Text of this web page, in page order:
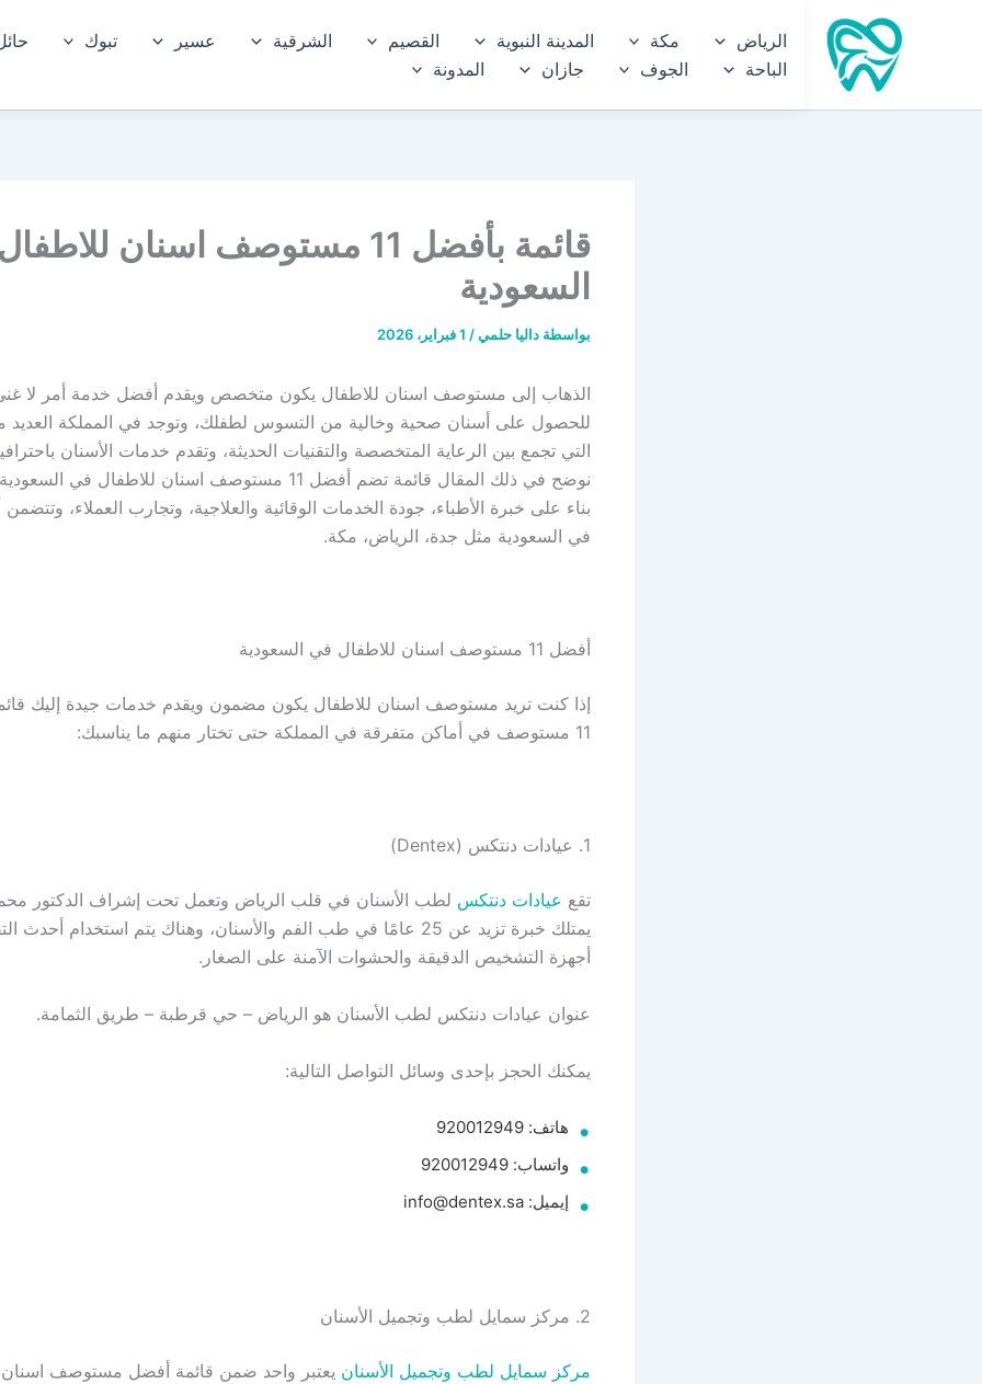
الرياض مكة المدينة النبوية القصيم الشرقية عسير تبوك
الباحة
الجوف جازان المدونة
قائمة بأفضل 11 مستوصف اسنان
السعودية
بواسطة داليا حلمي/ 1 فبراير، 2026
الذهاب إلى مستوصف اسنان للاطفال يكون متخصص ويقدم أفضل خدمة أمر لا
للحصول على أسنان صحية وخالية من التسوس لطفلك، وتوجد في المملكة العديد
التي تجمع بين الرعاية المتخصصة والتقنيات الحديثة، وتقدم خدمات الأسنان
نوضح في ذلك المقال قائمة تضم أفضل 11 مستوصف اسنان للاطفال في
بناء على خبرة الأطباء، جودة الخدمات الوقائية والعلاجية، وتجارب العملاء،
في السعودية مثل جدة، الرياض، مكة.
أفضل 11 مستوصف اسنان للاطفال في السعودية
إذا كنت تريد مستوصف اسنان للاطفال يكون مضمون ويقدم خدمات جيدة إليك
11 مستوصف في أماكن متفرقة في المملكة حتى تختار منهم ما يناسبك:
1. عيادات دنتكس (Dentex)
تقع عيادات دنتكس لطب الأسنان في قلب الرياض وتعمل تحت إشراف الدكتور
يمتلك خبرة تزيد عن 25 عامًا في طب الفم والأسنان، وهناك يتم استخدام
أجهزة التشخيص الدقيقة والحشوات الآمنة على الصغار.​
عنوان عيادات دنتكس لطب الأسنان هو الرياض – حي قرطبة – طريق الثمامة.
يمكنك الحجز بإحدى وسائل التواصل التالية:
هاتف: 920012949
واتساب: 920012949
إيميل: info@dentex.sa
2. مركز سمايل لطب وتجميل الأسنان
مركز سمايل لطب وتجميل الأسنان يعتبر واحد ضمن قائمة أفضل مستوصف